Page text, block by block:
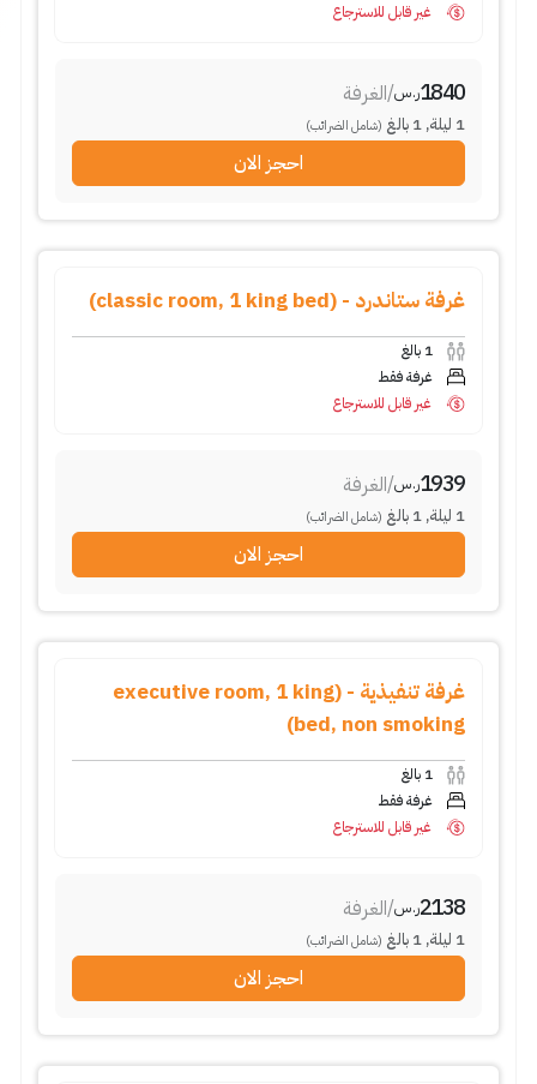
غير قابل للاسترجاع
1840ر.س/الغرفة
1 ليلة,
1 بالغ (شامل الضرائب)
احجز الان
غرفة ستاندرد - (classic room, 1 king bed)
1 بالغ
غرفة فقط
غير قابل للاسترجاع
1939ر.س/الغرفة
1 ليلة,
1 بالغ (شامل الضرائب)
احجز الان
غرفة تنفيذية - (executive room, 1 king
bed, non smoking)
1 بالغ
غرفة فقط
غير قابل للاسترجاع
2138ر.س/الغرفة
1 ليلة,
1 بالغ (شامل الضرائب)
احجز الان